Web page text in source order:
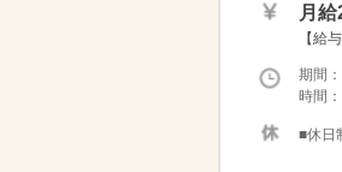
月
【給
期間
時間
■休日